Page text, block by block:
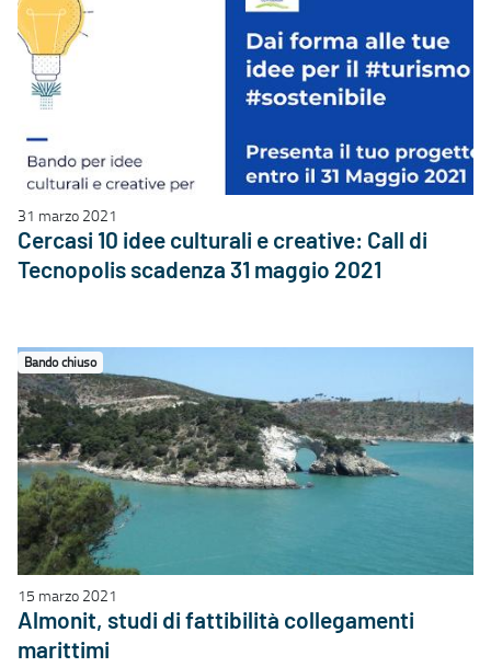
31 marzo 2021
Cercasi 10 idee culturali e creative: Call di
Tecnopolis scadenza 31 maggio 2021
Bando chiuso
15 marzo 2021
Almonit, studi di fattibilità collegamenti
marittimi